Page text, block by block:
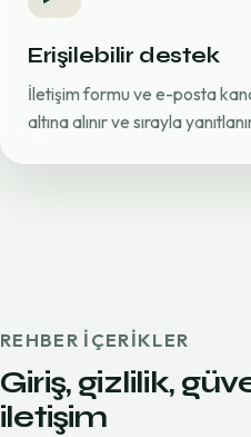
Erişilebilir destek
İletişim formu ve e-posta
altına alınır ve sırayla
REHBER IÇERIKLER
Giriş, gizlilik,
iletişim